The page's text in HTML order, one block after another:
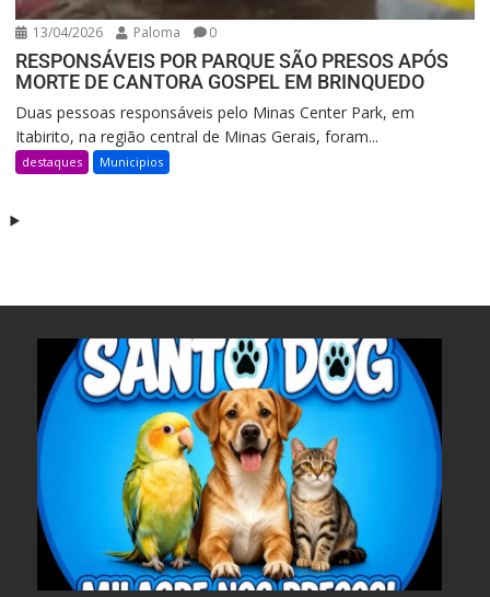
13/04/2026 Paloma 0
RESPONSÁVEIS POR PARQUE SÃO PRESOS APÓS
MORTE DE CANTORA GOSPEL EM BRINQUEDO
Duas pessoas responsáveis pelo Minas Center Park, em
Itabirito, na região central de Minas Gerais, foram...
destaques Municipios